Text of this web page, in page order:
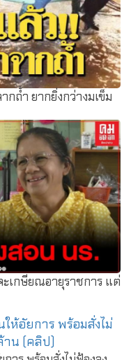
ถ้ำ ยากยิ่งกว่างมเข็ม
เกษียณอายุราชการ แต่